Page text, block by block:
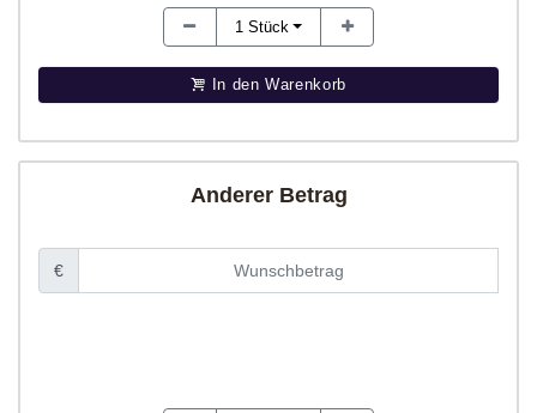
1 Stück
In den Warenkorb
Anderer Betrag
€